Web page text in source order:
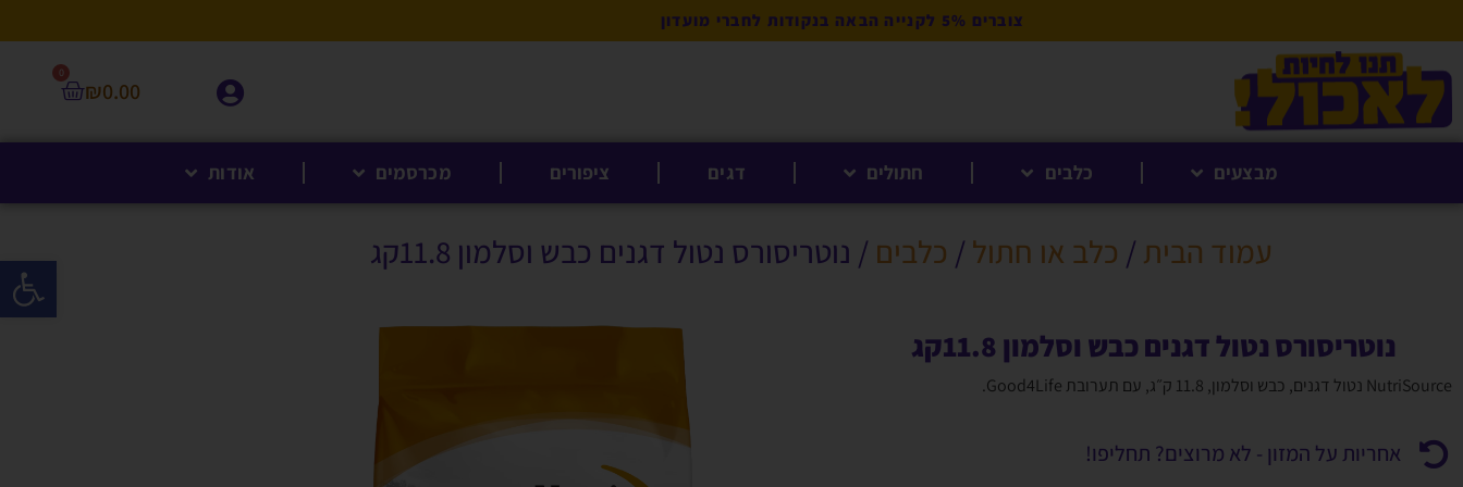
פתח
צוברים 5% לקנייה הבאה בנקודות לחברי מועדון
₪0.00
0
מבצעים כלבים חתולים דגים ציפורים מכרסמים אודות
עמוד הבית / כלב או חתול / כלבים / נוטריסורס נטול דגנים כבש וסלמון 11.8קג
נוטריסורס נטול דגנים כבש וסלמון 11.8קג
NutriSource נטול דגנים, כבש וסלמון, 11.8 ק״ג, עם תערובת Good4Life.
אחריות על המזון - לא מרוצים? תחליפו!